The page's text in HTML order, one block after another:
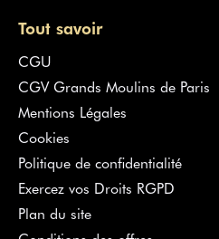
Tout savoir
CGU
CGV Grands Moulins de Paris
Mentions Légales
Cookies
Politique de confidentialité
Exercez vos Droits RGPD
Plan du site